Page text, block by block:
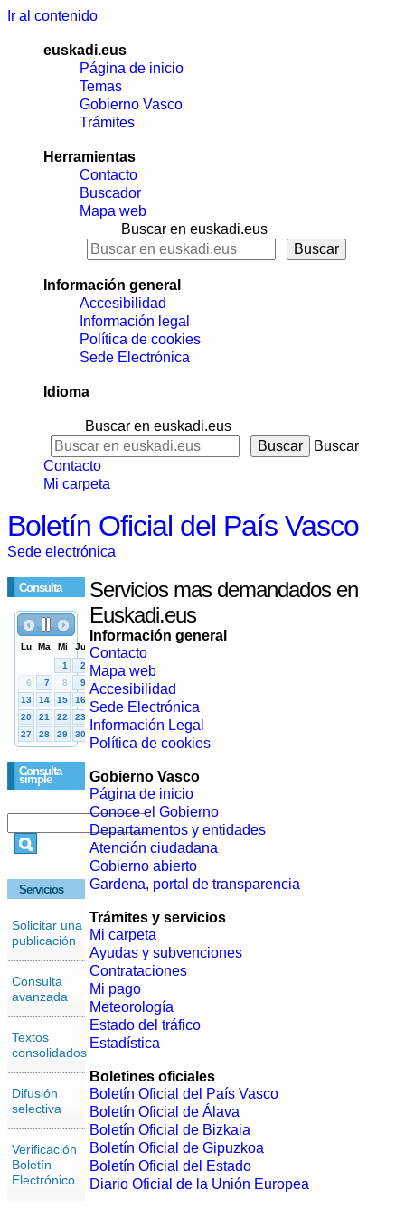
Ir al contenido
euskadi.eus
Página de inicio
Temas
Gobierno Vasco
Trámites
Herramientas
Contacto
Buscador
Mapa web
Buscar en euskadi.eus
Información general
Accesibilidad
Información legal
Política de cookies
Sede Electrónica
Idioma
Buscar en euskadi.eus
Buscar
Contacto
Mi carpeta
Boletín Oficial del País Vasco
Sede electrónica
Consulta
Consulta
simple
Servicios
Solicitar una
publicación
Consulta
avanzada
Textos
consolidados
Difusión
selectiva
Verificación
Boletín
Electrónico
Servicios mas demandados en
Euskadi.eus
Información general
Contacto
Mapa web
Accesibilidad
Sede Electrónica
Información Legal
Política de cookies
Gobierno Vasco
Página de inicio
Conoce el Gobierno
Departamentos y entidades
Atención ciudadana
Gobierno abierto
Gardena, portal de transparencia
Trámites y servicios
Mi carpeta
Ayudas y subvenciones
Contrataciones
Mi pago
Meteorología
Estado del tráfico
Estadística
Boletines oficiales
Boletín Oficial del País Vasco
Boletín Oficial de Álava
Boletín Oficial de Bizkaia
Boletín Oficial de Gipuzkoa
Boletín Oficial del Estado
Diario Oficial de la Unión Europea